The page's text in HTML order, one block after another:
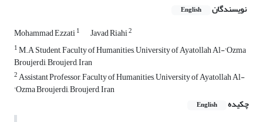
نویسندگان English
Mohammad Ezzati1 Javad Riahi2
1M.A Student, Faculty of Humanities, University of Ayatollah Al-'Ozma
Broujerdi, Broujerd, Iran
2Assistant Professor, Faculty of Humanities, University of Ayatollah Al-
'Ozma Broujerdi, Broujerd, Iran
چکیده
English